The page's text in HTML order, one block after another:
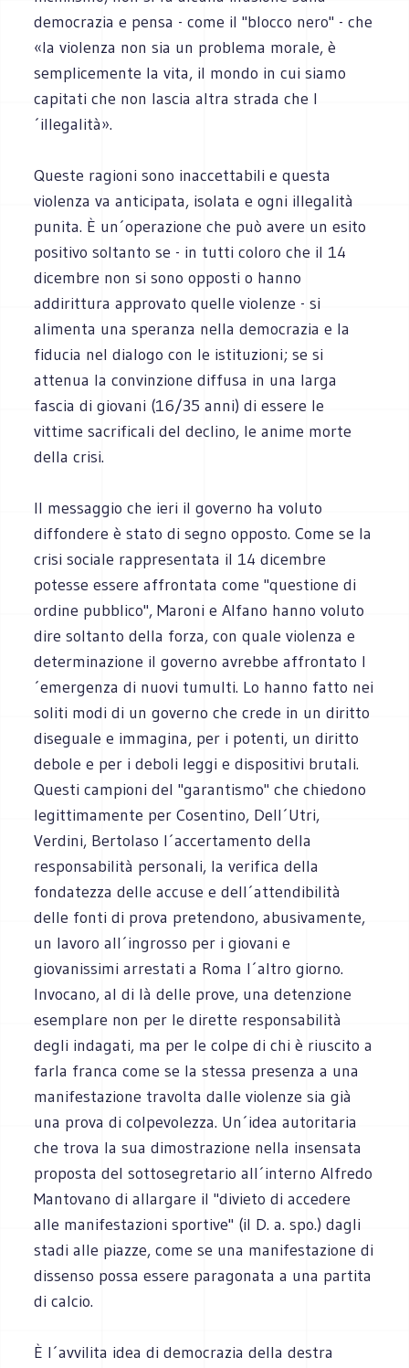
democrazia e pensa - come il "blocco nero" - che
«la violenza non sia un problema morale, è
semplicemente la vita, il mondo in cui siamo
capitati che non lascia altra strada che l
´illegalità».
Queste ragioni sono inaccettabili e questa
violenza va anticipata, isolata e ogni illegalità
punita. È un´operazione che può avere un esito
positivo soltanto se - in tutti coloro che il 14
dicembre non si sono opposti o hanno
addirittura approvato quelle violenze - si
alimenta una speranza nella democrazia e la
fiducia nel dialogo con le istituzioni; se si
attenua la convinzione diffusa in una larga
fascia di giovani (16/35 anni) di essere le
vittime sacrificali del declino, le anime morte
della crisi.
Il messaggio che ieri il governo ha voluto
diffondere è stato di segno opposto. Come se la
crisi sociale rappresentata il 14 dicembre
potesse essere affrontata come "questione di
ordine pubblico", Maroni e Alfano hanno voluto
dire soltanto della forza, con quale violenza e
determinazione il governo avrebbe affrontato l
´emergenza di nuovi tumulti. Lo hanno fatto nei
soliti modi di un governo che crede in un diritto
diseguale e immagina, per i potenti, un diritto
debole e per i deboli leggi e dispositivi brutali.
Questi campioni del "garantismo" che chiedono
legittimamente per Cosentino, Dell´Utri,
Verdini, Bertolaso l´accertamento della
responsabilità personali, la verifica della
fondatezza delle accuse e dell´attendibilità
delle fonti di prova pretendono, abusivamente,
un lavoro all´ingrosso per i giovani e
giovanissimi arrestati a Roma l´altro giorno.
Invocano, al di là delle prove, una detenzione
esemplare non per le dirette responsabilità
degli indagati, ma per le colpe di chi è riuscito a
farla franca come se la stessa presenza a una
manifestazione travolta dalle violenze sia già
una prova di colpevolezza. Un´idea autoritaria
che trova la sua dimostrazione nella insensata
proposta del sottosegretario all´interno Alfredo
Mantovano di allargare il "divieto di accedere
alle manifestazioni sportive" (il D. a. spo.) dagli
stadi alle piazze, come se una manifestazione di
dissenso possa essere paragonata a una partita
di calcio.
È l´avvilita idea di democrazia della destra